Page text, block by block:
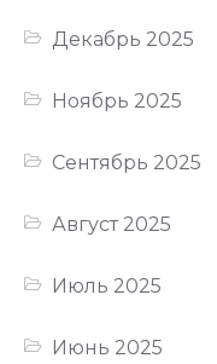
Декабрь 2025
Ноябрь 2025
Сентябрь 2025
Август 2025
Июль 2025
Июнь 2025